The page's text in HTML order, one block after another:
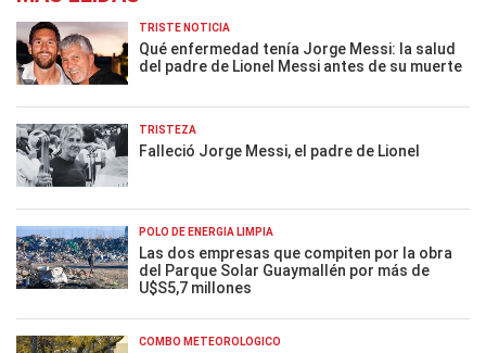
TRISTE NOTICIA
Qué enfermedad tenía Jorge Messi: la salud
del padre de Lionel Messi antes de su muerte
TRISTEZA
Falleció Jorge Messi, el padre de Lionel
POLO DE ENERGÍA LIMPIA
Las dos empresas que compiten por la obra
del Parque Solar Guaymallén por más de
U$S5,7 millones
COMBO METEOROLÓGICO